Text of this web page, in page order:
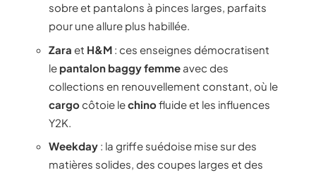
sobre et pantalons à pinces larges, parfaits
pour une allure plus habillée.
Zara et H&M : ces enseignes démocratisent
le pantalon baggy femme avec des
collections en renouvellement constant, où le
cargocôtoie lechinofluide et les influences
Y2K.
Weekday : la griffe suédoise mise sur des
matières solides, des coupes larges et des